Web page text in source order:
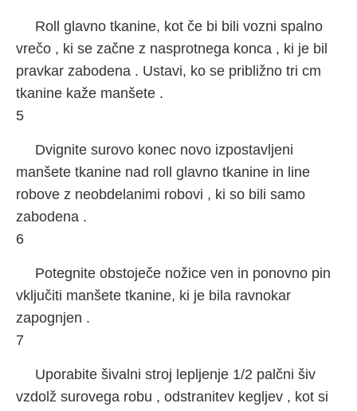
Roll glavno tkanine, kot če bi bili vozni spalno
vrečo , ki se začne z nasprotnega konca , ki je bil
pravkar zabodena . Ustavi, ko se približno tri cm
tkanine kaže manšete .
5
Dvignite surovo konec novo izpostavljeni
manšete tkanine nad roll glavno tkanine in line
robove z neobdelanimi robovi , ki so bili samo
zabodena .
6
Potegnite obstoječe nožice ven in ponovno pin
vključiti manšete tkanine, ki je bila ravnokar
zapognjen .
7
Uporabite šivalni stroj lepljenje 1/2 palčni šiv
vzdolž surovega robu , odstranitev kegljev , kot si